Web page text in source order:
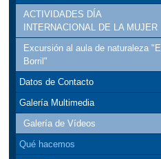
ACTIVIDADES DÍA
INTERNACIONAL DE LA MUJER
Excursión al aula de naturaleza "El
Borril"
Datos de Contacto
Galería Multimedia
Galería de Vídeos
Qué hacemos